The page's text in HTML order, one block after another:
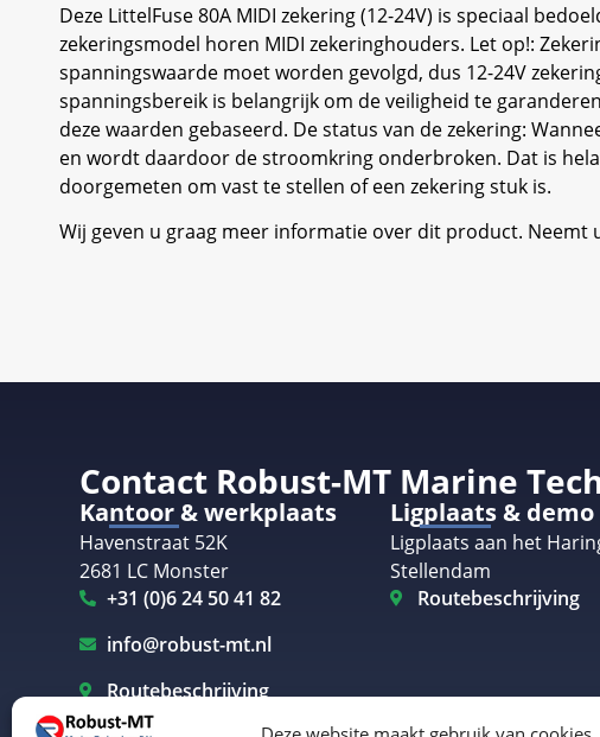
Deze LittelFuse 80A MIDI zekering (12-24V) is speciaal
zekeringsmodel horen MIDI zekeringhouders. Let op!:
spanningswaarde moet worden gevolgd, dus 12-24V
spanningsbereik is belangrijk om de veiligheid te
deze waarden gebaseerd. De status van de zekering:
en wordt daardoor de stroomkring onderbroken. Dat is
doorgemeten om vast te stellen of een zekering stuk is.
Wij geven u graag meer informatie over dit product. Neemt
Contact Robust-MT Marine
Kantoor & werkplaats
Havenstraat 52K
2681 LC Monster
+31 (0)6 24 50 41 82
info@robust-mt.nl
Routebeschrijving
Ligplaats &
Ligplaats aan het
Stellendam
Routebeschrijving